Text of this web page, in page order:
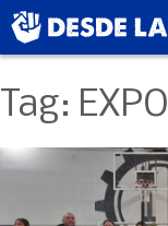
Tag: EXPO